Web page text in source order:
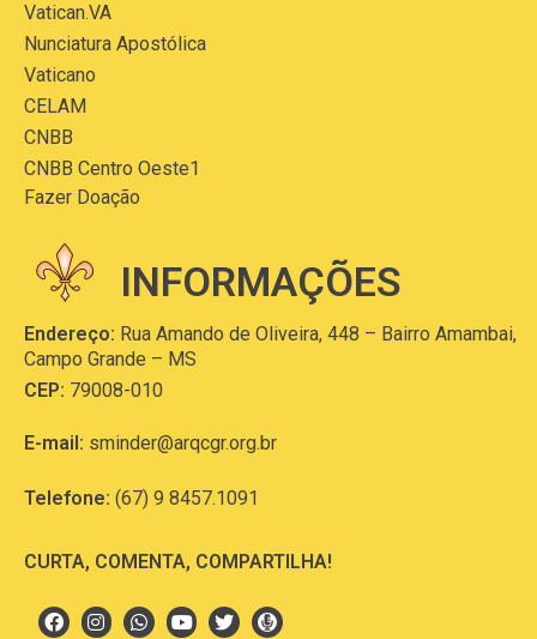
Vatican.VA
Nunciatura Apostólica
Vaticano
CELAM
CNBB
CNBB Centro Oeste1
Fazer Doação
INFORMAÇÕES
Endereço: Rua Amando de Oliveira, 448 – Bairro Amambai,
Campo Grande – MS
CEP: 79008-010
E-mail: sminder@arqcgr.org.br
Telefone: (67) 9 8457.1091
CURTA, COMENTA, COMPARTILHA!